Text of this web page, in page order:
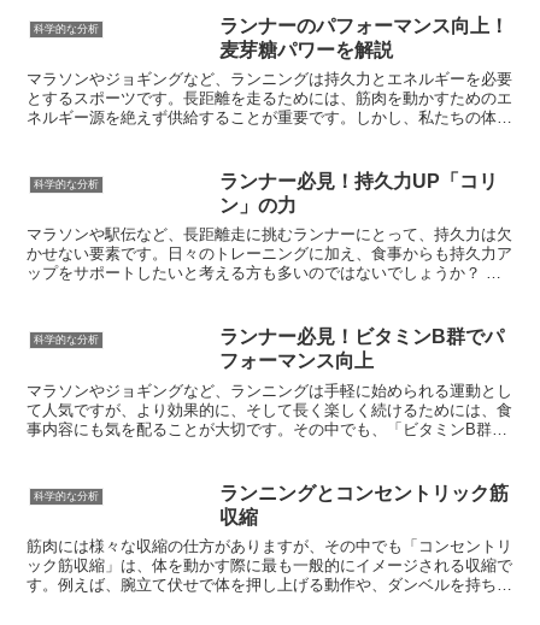
言い換えることができます。では、なぜランニングにおいて持久力が
重要なのでしょうか？ その理由は、持久力がランニングパフォーマ
ンスを大きく左右するからです。例えば、フルマラソンに挑戦する場
合、スタートダッシュで周りのランナーに遅れを取らないことも重要
ですが、それ以上に重要なのは、42.195kmという長距離を走り切る
ための持久力です。持久力があれば、後半になってもペースを落とさ
は短い距離でも、継続して走り続けることで持久力がつき、徐々に長
い距離を走れるようになります。その過程で、心肺機能の向上や脂肪
燃焼効果など、様々な身体的メリットを実感できるでしょう。
科学的な分析
ランナーのパフォーマンス向上！
麦芽糖パワーを解説
マラソンやジョギングなど、ランニングは持久力とエネルギーを必要
とするスポーツです。長距離を走るためには、筋肉を動かすためのエ
ネルギー源を絶えず供給することが重要です。しかし、私たちの体内
切れを起こしてしまい、パフォーマンスの低下や疲労感に繋がってし
まうのです。
科学的な分析
ランナー必見！持久力UP「コリ
ン」の力
マラソンや駅伝など、長距離走に挑むランナーにとって、持久力は欠
かせない要素です。日々のトレーニングに加え、食事からも持久力ア
ップをサポートしたいと考える方も多いのではないでしょうか？ そ
も関与しています。アセチルコリンは、筋肉の収縮や運動神経を伝え
る役割を担っており、持久力に大きく影響します。つまり、コリンを
摂取することで、細胞レベルで持久力を高める効果が期待できるので
す。
科学的な分析
ランナー必見！ビタミンB群でパ
フォーマンス向上
マラソンやジョギングなど、ランニングは手軽に始められる運動とし
て人気ですが、より効果的に、そして長く楽しく続けるためには、食
事内容にも気を配ることが大切です。その中でも、「ビタミンB群」
ランニングのパフォーマンスに深く関わっています。日々の食事で意
識して摂取することで、より快適なランニングライフを送ることがで
科学的な分析
ランニングとコンセントリック筋
収縮
筋肉には様々な収縮の仕方がありますが、その中でも「コンセントリ
ック筋収縮」は、体を動かす際に最も一般的にイメージされる収縮で
す。例えば、腕立て伏せで体を押し上げる動作や、ダンベルを持ち上